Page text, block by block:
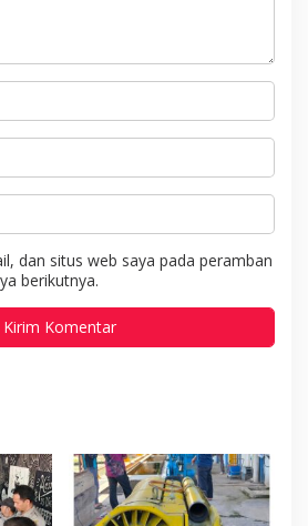
dan situs web saya pada peramban
berikutnya.